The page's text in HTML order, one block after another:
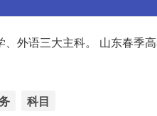
外语三大主科。 山东春季
科目